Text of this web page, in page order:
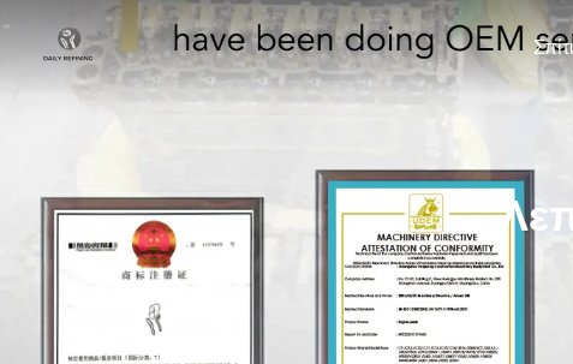
Σπίτι